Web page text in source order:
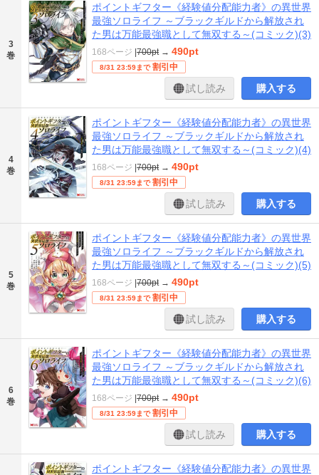
3
巻
ポイントギフター《経験値分配能力者》の異世界
最強ソロライフ ～ブラックギルドから解放され
た男は万能最強職として無双する～(コミック)(3)
168ページ |700pt → 490pt
8/31 23:59まで 割引中
試し読み 購入する
4
巻
ポイントギフター《経験値分配能力者》の異世界
最強ソロライフ ～ブラックギルドから解放され
た男は万能最強職として無双する～(コミック)(4)
168ページ |700pt → 490pt
8/31 23:59まで 割引中
試し読み 購入する
5
巻
ポイントギフター《経験値分配能力者》の異世界
最強ソロライフ ～ブラックギルドから解放され
た男は万能最強職として無双する～(コミック)(5)
168ページ |700pt → 490pt
8/31 23:59まで 割引中
試し読み 購入する
6
巻
ポイントギフター《経験値分配能力者》の異世界
最強ソロライフ ～ブラックギルドから解放され
た男は万能最強職として無双する～(コミック)(6)
168ページ |700pt → 490pt
8/31 23:59まで 割引中
試し読み 購入する
ポイントギフター《経験値分配能力者》の異世界